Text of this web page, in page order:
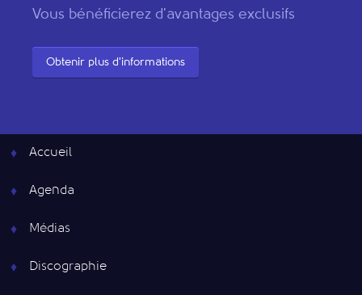
Vous bénéficierez d'avantages exclusifs
Obtenir plus d'informations
Accueil
Agenda
Médias
Discographie